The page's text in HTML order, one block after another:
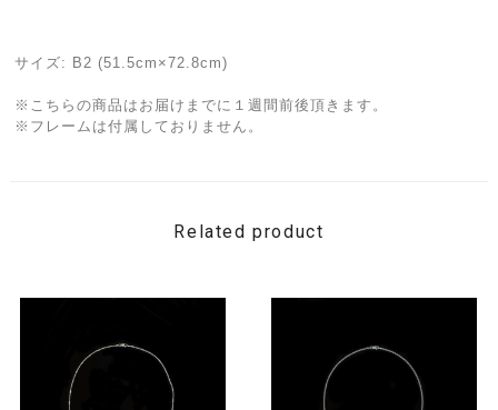
サイズ: B2 (51.5cm×72.8cm)
※こちらの商品はお届けまでに１週間前後頂きます。
※フレームは付属しておりません。
Related product